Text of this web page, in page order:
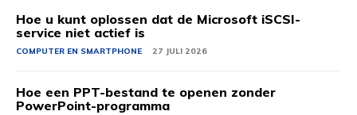
Hoe u kunt oplossen dat de Microsoft iSCSI-
service niet actief is
COMPUTER EN SMARTPHONE 27 JULI 2026
Hoe een PPT-bestand te openen zonder
PowerPoint-programma